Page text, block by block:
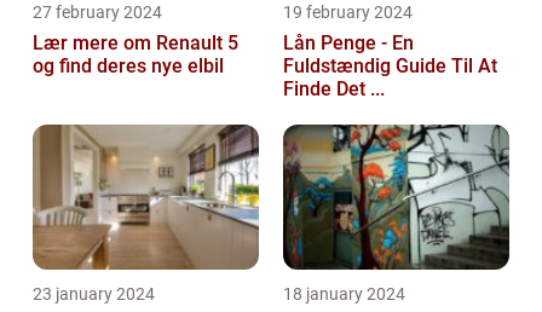
27 february 2024
Lær mere om Renault 5
og find deres nye elbil
19 february 2024
Lån Penge - En
Fuldstændig Guide Til At
Finde Det ...
23 january 2024 18 january 2024